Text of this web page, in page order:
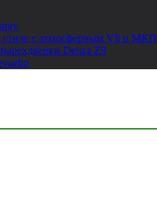
стиле с атмосферным V8 и МКП
Denza Z9